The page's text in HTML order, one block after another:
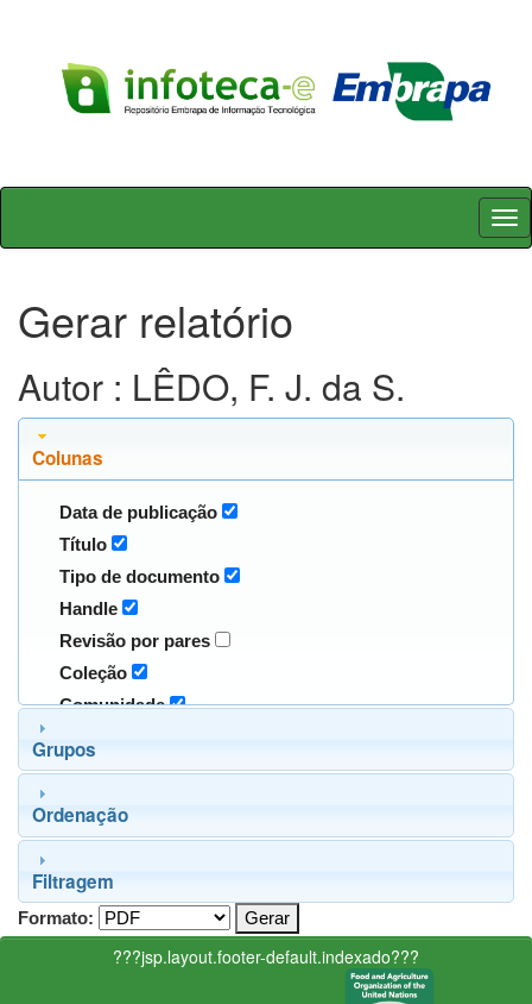
Skip
Gerar relatório
Autor : LÊDO, F. J. da S.
Colunas
Data de publicação
Título
Tipo de documento
Handle
Revisão por pares
Coleção
Comunidade
Grupos
Ordenação
Filtragem
Formato:
???jsp.layout.footer-default.indexado???